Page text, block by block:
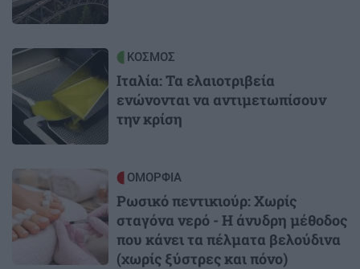
Image ΚΟΣΜΟΣ
Ιταλία: Τα ελαιοτριβεία
ενώνονται να αντιμετωπίσουν
την κρίση
ΟΜΟΡΦΙΑ
Ρωσικό πεντικιούρ: Χωρίς
σταγόνα νερό - Η άνυδρη μέθοδος
που κάνει τα πέλματα βελούδινα
(χωρίς ξύστρες και πόνο)